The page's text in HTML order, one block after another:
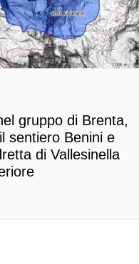
gruppo di Brenta,
sentiero Benini e
di Vallesinella